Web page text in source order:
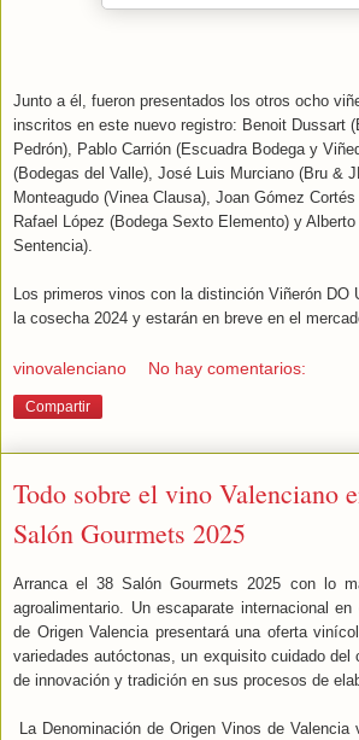
Junto a él, fueron presentados los otros ocho
inscritos en este nuevo registro: Benoit Dussart
Pedrón), Pablo Carrión (Escuadra Bodega y
(Bodegas del Valle), José Luis Murciano (Bru &
Monteagudo (Vinea Clausa), Joan Gómez
Rafael López (Bodega Sexto Elemento) y
Sentencia).
Los primeros vinos con la distinción Viñerón DO
la cosecha 2024 y estarán en breve en el
vinovalenciano No hay comentarios:
Compartir
Todo sobre el vino Valenciano
Salón Gourmets 2025
Arranca el 38 Salón Gourmets 2025 con lo
agroalimentario. Un escaparate internacional
de Origen Valencia presentará una oferta
variedades autóctonas, un exquisito cuidado del
de innovación y tradición en sus procesos de
La Denominación de Origen Vinos de Valencia